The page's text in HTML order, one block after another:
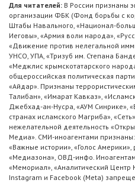
Для читателей: В России признаны
организации ФБК (Фонд борьбы с
Штабы Навального, «Национал-
Иеговы», «Армия воли народа»,
«Движение против нелегальной
УНСО, УПА, «Тризуб им. Степана
«Меджлис крымскотатарского
общероссийская политическая
«Айдар». Признаны
Талибан», «Имарат Кавказ»,
Джебхад-ан-Нусра, «АУМ Синрике»,
странах исламского Магриба»,
нежелательной деятельность
Медиа». СМИ-иноагентами
«Важные истории», «Голос
«Медиазона», ОВД-инфо.
«Мемориал», «Аналитический
Instagram и Facebook (Metа)